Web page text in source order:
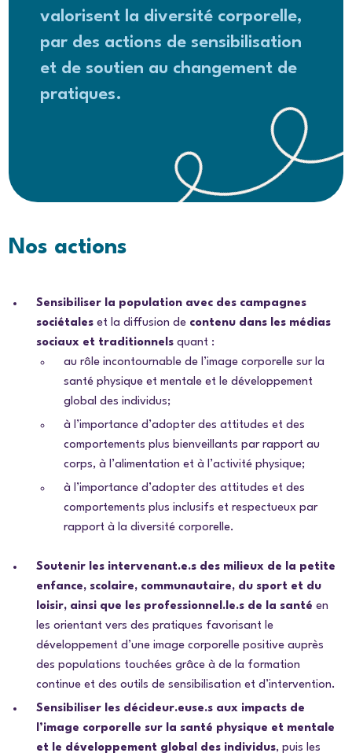
valorisent la diversité corporelle,
par des actions de sensibilisation
et de soutien au changement de
pratiques.
Nos actions
Sensibiliser la population avec des campagnes
sociétales et la diffusion de contenu dans les médias
sociaux et traditionnels quant :
au rôle incontournable de l’image corporelle sur la
santé physique et mentale et le développement
global des individus;
à l’importance d’adopter des attitudes et des
comportements plus bienveillants par rapport au
corps, à l’alimentation et à l’activité physique;
à l’importance d’adopter des attitudes et des
comportements plus inclusifs et respectueux par
rapport à la diversité corporelle.
Soutenir les intervenant.e.s des milieux de la petite
enfance, scolaire, communautaire, du sport et du
loisir, ainsi que les professionnel.le.s de la santéen
les orientant vers des pratiques favorisant le
développement d’une image corporelle positive auprès
des populations touchées grâce à de la formation
continue et des outils de sensibilisation et d’intervention.
Sensibiliser les décideur.euse.s aux impacts de
l’image corporelle sur la santé physique et mentale
et le développement global des individus, puis les